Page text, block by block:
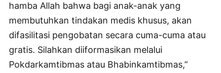
hamba Allah bahwa bagi anak-anak yang
membutuhkan tindakan medis khusus, akan
difasilitasi pengobatan secara cuma-cuma atau
gratis. Silahkan diiformasikan melalui
Pokdarkamtibmas atau Bhabinkamtibmas,”